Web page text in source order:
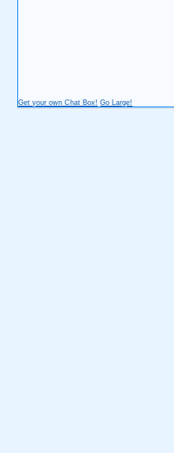
Get your own Chat Box! Go Large!